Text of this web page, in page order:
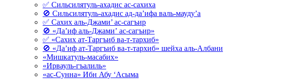
✅ Сильсилятуль-ахадис ас-сахиха
🚫 Сильсилятуль-ахадис ад-да’ифа валь-мауду’а
✅ Сахих аль-Джами’ ас-сагъир
🚫 «Да’иф аль-Джами’ ас-сагъир»
✅ «Сахих ат-Таргъиб ва-т-тархиб»
🚫 «Да’иф ат-Таргъиб ва-т-тархиб» шейха аль-Албани
«Мишкатуль-масабих»
«Ирвауль-гъалиль»
«ас-Сунна» Ибн Абу ‘Асыма